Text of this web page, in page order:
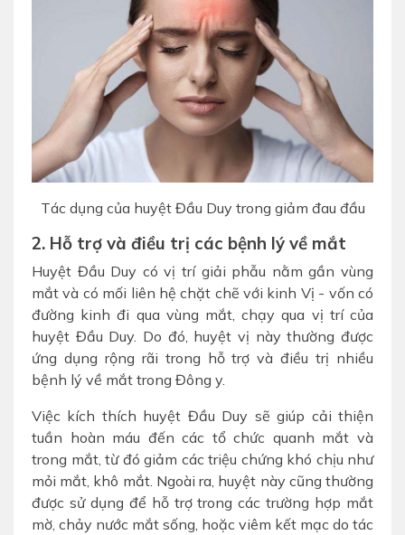
Tác dụng của huyệt Đầu Duy trong giảm đau đầu
2. Hỗ trợ và điều trị các bệnh lý về mắt
Huyệt Đầu Duy có vị trí giải phẫu nằm gần vùng
mắt và có mối liên hệ chặt chẽ với kinh Vị - vốn có
đường kinh đi qua vùng mắt, chạy qua vị trí của
huyệt Đầu Duy. Do đó, huyệt vị này thường được
ứng dụng rộng rãi trong hỗ trợ và điều trị nhiều
bệnh lý về mắt trong Đông y.
Việc kích thích huyệt Đầu Duy sẽ giúp cải thiện
tuần hoàn máu đến các tổ chức quanh mắt và
trong mắt, từ đó giảm các triệu chứng khó chịu như
mỏi mắt, khô mắt. Ngoài ra, huyệt này cũng thường
được sử dụng để hỗ trợ trong các trường hợp mắt
mờ, chảy nước mắt sống, hoặc viêm kết mạc do tác